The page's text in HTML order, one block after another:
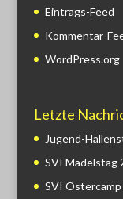
Eintrags-Feed
Kommentar-
WordPress.org
Letzte
Jugend-
SVI Mädelstag
SVI